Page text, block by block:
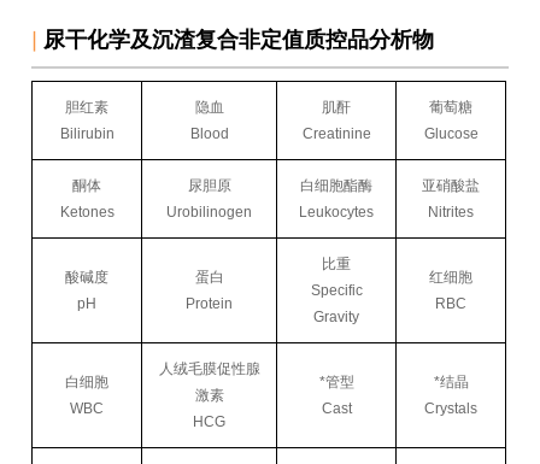
尿干化学及沉渣复合非定值质控品分析物
胆红素
Bilirubin
隐血
Blood
肌酐
Creatinine
葡萄糖
Glucose
酮体
Ketones
尿胆原
Urobilinogen
白细胞酯酶
Leukocytes
亚硝酸盐
Nitrites
酸碱度
pH
蛋白
Protein
比重
Specific
Gravity
红细胞
RBC
白细胞
WBC
人绒毛膜促性腺
激素
HCG
*管型
Cast
*结晶
Crystals